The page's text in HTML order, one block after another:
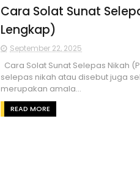
Cara Solat Sunat
Lengkap)
September 22, 2025
Cara Solat Sunat Selepas Nikah
selepas nikah atau disebut juga
merupakan amala...
READ MORE